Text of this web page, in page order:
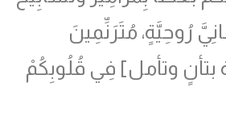
رُوحِيَّةٍ، مُتَرَنِّمِينَ
بتأنٍ وتأمل] فِي قُلُوبِكُمْ